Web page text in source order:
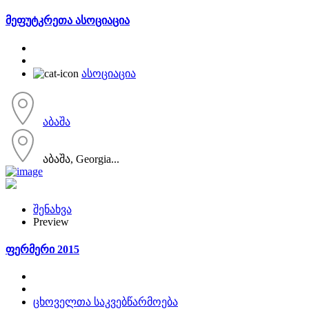
მეფუტკრეთა ასოციაცია
ასოციაცია
აბაშა
აბაშა, Georgia...
შენახვა
Preview
ფერმერი 2015
ცხოველთა საკვებწარმოება